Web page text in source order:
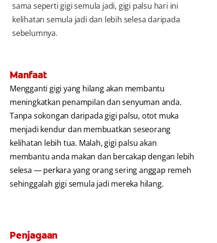
sama seperti gigi semula jadi, gigi palsu hari ini
kelihatan semula jadi dan lebih selesa daripada
sebelumnya.
Manfaat
Mengganti gigi yang hilang akan membantu
meningkatkan penampilan dan senyuman anda.
Tanpa sokongan daripada gigi palsu, otot muka
menjadi kendur dan membuatkan seseorang
kelihatan lebih tua. Malah, gigi palsu akan
membantu anda makan dan bercakap dengan lebih
selesa — perkara yang orang sering anggap remeh
sehinggalah gigi semula jadi mereka hilang.
Penjagaan